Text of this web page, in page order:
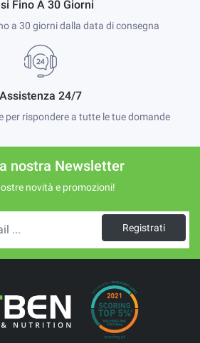
Fino A 30 Giorni
a 30 giorni dalla data di consegna
Assistenza 24/7
per rispondere a tutte le tue domande
nostra Newsletter
novità e promozioni!
Registrati